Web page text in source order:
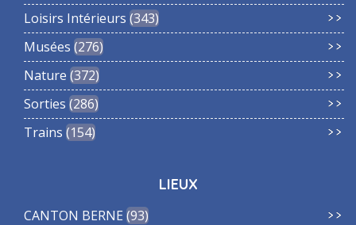
Loisirs Intérieurs 343
Musées 276
Nature 372
Sorties 286
Trains 154
LIEUX
CANTON BERNE 93